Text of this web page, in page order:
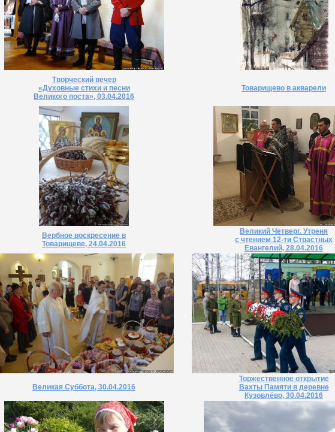
Творческий вечер
«Духовные стихи и песни
Великого поста», 03.04.2016
Товарищево в акварели
Вербное воскресение в
Товарищеве, 24.04.2016
Великий Четверг. Утреня
с чтением 12-ти Страстных
Евангелий, 28.04.2016
Великая Суббота, 30.04.2016
Торжественное открытие
Вахты Памяти в деревне
Кузовлёво, 30.04.2016